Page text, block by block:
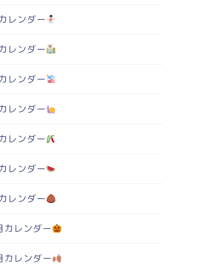
レンダー
レンダー
レンダー
レンダー
レンダー
レンダー
レンダー
カレンダー
カレンダー